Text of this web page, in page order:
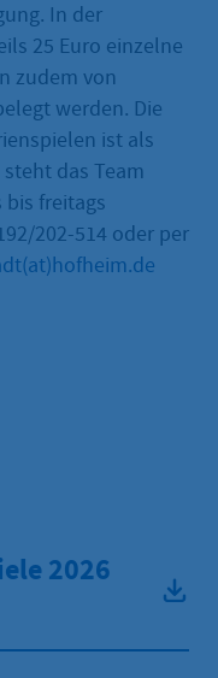
In der
25 Euro einzelne
zudem von
werden. Die
ist als
das Team
bis freitags
202-514 oder per
2026